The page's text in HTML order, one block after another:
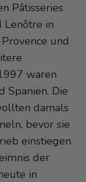
Pâtisseries
Lenôtre in
und
waren
Spanien. Die
damals
bevor sie
einstiegen.
der
in